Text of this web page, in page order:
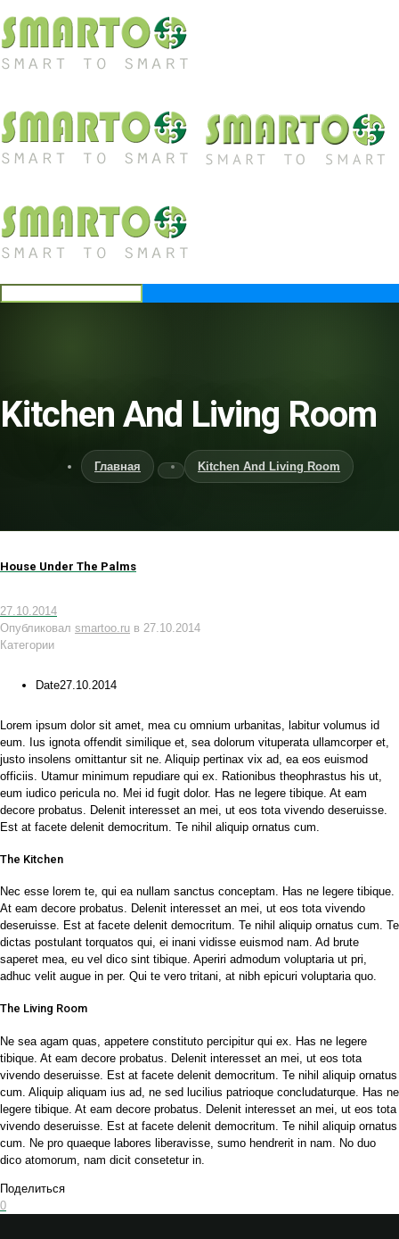
Kitchen And Living Room
Главная Kitchen And Living Room
House Under The Palms
27.10.2014
Опубликовал smartoo.ru в 27.10.2014
Категории
Date27.10.2014
Lorem ipsum dolor sit amet, mea cu omnium urbanitas, labitur volumus id
eum. Ius ignota offendit similique et, sea dolorum vituperata ullamcorper et,
justo insolens omittantur sit ne. Aliquip pertinax vix ad, ea eos euismod
officiis. Utamur minimum repudiare qui ex. Rationibus theophrastus his ut,
eum iudico pericula no. Mei id fugit dolor. Has ne legere tibique. At eam
decore probatus. Delenit interesset an mei, ut eos tota vivendo deseruisse.
Est at facete delenit democritum. Te nihil aliquip ornatus cum.
The Kitchen
Nec esse lorem te, qui ea nullam sanctus conceptam. Has ne legere tibique.
At eam decore probatus. Delenit interesset an mei, ut eos tota vivendo
deseruisse. Est at facete delenit democritum. Te nihil aliquip ornatus cum. Te
dictas postulant torquatos qui, ei inani vidisse euismod nam. Ad brute
saperet mea, eu vel dico sint tibique. Aperiri admodum voluptaria ut pri,
adhuc velit augue in per. Qui te vero tritani, at nibh epicuri voluptaria quo.
The Living Room
Ne sea agam quas, appetere constituto percipitur qui ex. Has ne legere
tibique. At eam decore probatus. Delenit interesset an mei, ut eos tota
vivendo deseruisse. Est at facete delenit democritum. Te nihil aliquip ornatus
cum. Aliquip aliquam ius ad, ne sed lucilius patrioque concludaturque. Has ne
legere tibique. At eam decore probatus. Delenit interesset an mei, ut eos tota
vivendo deseruisse. Est at facete delenit democritum. Te nihil aliquip ornatus
cum. Ne pro quaeque labores liberavisse, sumo hendrerit in nam. No duo
dico atomorum, nam dicit consetetur in.
Поделиться
0